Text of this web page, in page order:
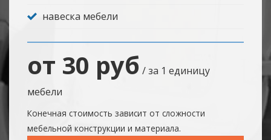
навеска мебели
от 30 руб / за 1 единицу
мебели
Конечная стоимость зависит от сложности
мебельной конструкции и материала.